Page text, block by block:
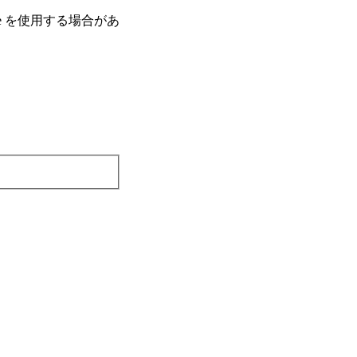
使⽤する場合があ